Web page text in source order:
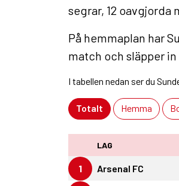
segrar, 12 oavgjorda
På hemmaplan har
match och släpper
I tabellen nedan ser du
Totalt Hemma
LAG
1 Arsenal FC